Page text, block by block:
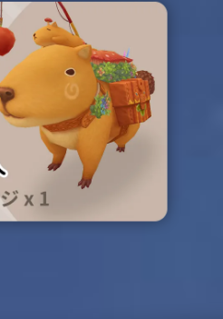
ド×1